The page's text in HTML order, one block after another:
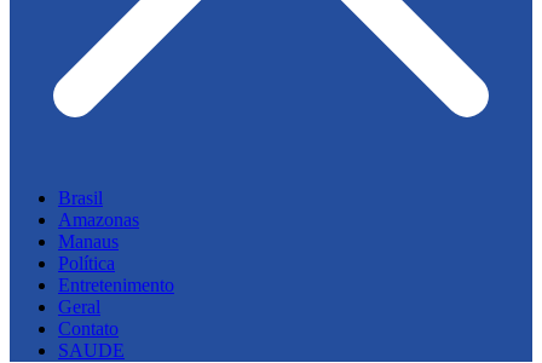
Brasil
Amazonas
Manaus
Política
Entretenimento
Geral
Contato
SAUDE